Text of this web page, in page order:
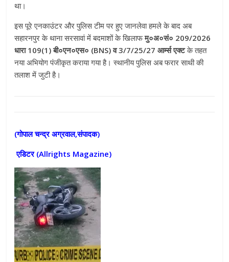
था।
इस पूरे एनकाउंटर और पुलिस टीम पर हुए जानलेवा हमले के बाद अब
सहारनपुर के थाना सरसावां में बदमाशों के खिलाफमु०अ०सं० 209/2026
धारा 109(1) बी०एन०एस० (BNS) व 3/7/25/27 आर्म्स एक्टके तहत
नया अभियोग पंजीकृत कराया गया है। स्थानीय पुलिस अब फरार साथी की
तलाश में जुटी है।
(गोपाल चन्द्र अग्रवाल,संपादक)
एडिटर (Allrights Magazine)